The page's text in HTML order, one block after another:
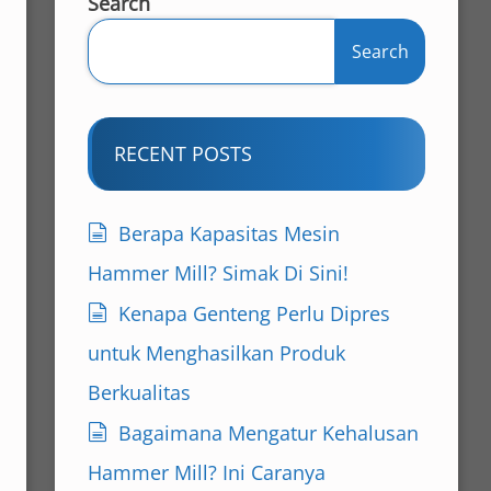
Search
RECENT POSTS
Berapa Kapasitas Mesin
Hammer Mill? Simak Di Sini!
Kenapa Genteng Perlu Dipres
untuk Menghasilkan Produk
Berkualitas
Bagaimana Mengatur Kehalusan
Hammer Mill? Ini Caranya